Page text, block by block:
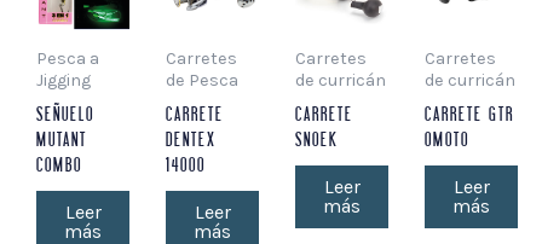
Pesca a
Jigging
SEÑUELO
MUTANT
COMBO
Leer
más
Carretes
de Pesca
CARRETE
DENTEX
14000
Leer
más
Carretes
de curricán
CARRETE
SNOEK
Leer
más
Carretes
de curricán
CARRETE GTR
OMOTO
Leer
más